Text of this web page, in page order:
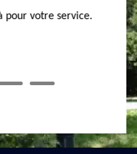
nous